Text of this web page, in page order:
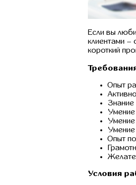
Если вы
клиентами –
короткий
Опыт
Знание
Умение
Умение
Умение
Опыт
Условия